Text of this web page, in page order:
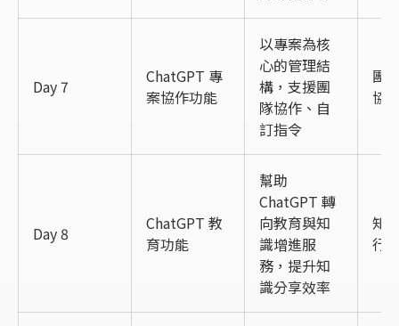
Day 7
ChatGPT 專
案協作功能
以專案為核
心的管理結
構，支援團
隊協作、自
訂指令
團
協
Day 8
ChatGPT 教
育功能
幫助
ChatGPT 轉
向教育與知
識增進服
務，提升知
識分享效率
知
行